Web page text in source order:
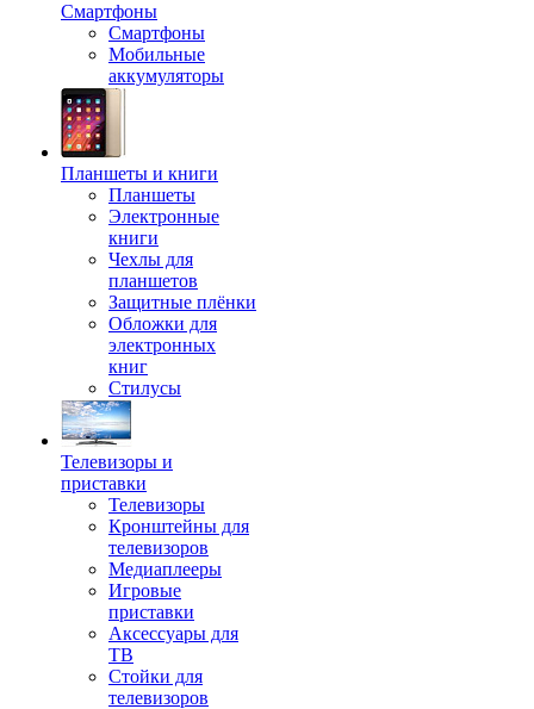
Смартфоны
Смартфоны
Мобильные
аккумуляторы
Планшеты и книги
Планшеты
Электронные
книги
Чехлы для
планшетов
Защитные плёнки
Обложки для
электронных
книг
Стилусы
Телевизоры и
приставки
Телевизоры
Кронштейны для
телевизоров
Медиаплееры
Игровые
приставки
Аксессуары для
ТВ
Стойки для
телевизоров